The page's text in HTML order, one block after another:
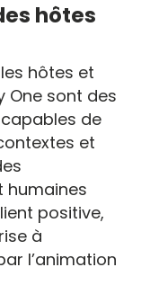
hôtes
les hôtes et
One sont des
de
et
humaines
positive,
à
l’animation